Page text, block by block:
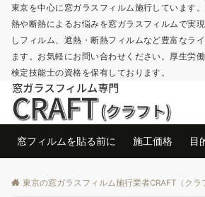
東京を中心に窓ガラスフィルム施行しています
熱や断熱によるお悩みを窓ガラスフィルムで実
しフィルム、遮熱・断熱フィルムなど豊富なラ
ます。お気軽にお問い合わせください。厚生労
検定技能士の資格を保有しております。
窓フィルムを貼る前に 施工価格 目
東京の窓ガラスフィルム施行業者CRAFT（クラ